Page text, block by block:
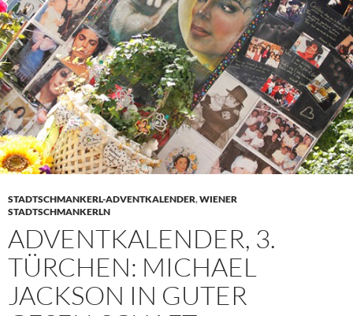
STADTSCHMANKERL-ADVENTKALENDER,WIENER
STADTSCHMANKERLN
ADVENTKALENDER, 3.
TÜRCHEN: MICHAEL
JACKSON IN GUTER